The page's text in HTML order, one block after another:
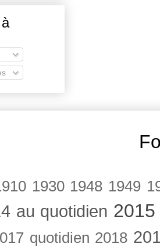
1930 1948 1949
au quotidien
quotidien 2018